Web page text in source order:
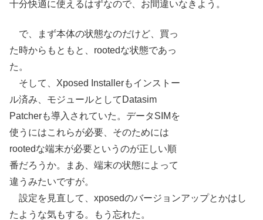
十分快適に使えるはずなので、お間違いなきよう。
で、まず本体の状態なのだけど、買っ
た時からもともと、rootedな状態であっ
た。
そして、Xposed Installerもインストー
ル済み、モジュールとしてDatasim
Patcherも導入されていた。データSIMを
使うにはこれらが必要、そのためには
rootedな端末が必要というのが正しい順
番だろうか。まあ、端末の状態によって
違うみたいですが。
設定を見直して、xposedのバージョンアップとかはし
たような気もする。もう忘れた。